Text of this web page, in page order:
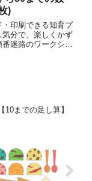
)
印刷できる知育プ
気分で、楽しくかず
迷路のワークシー
10までの足し算】